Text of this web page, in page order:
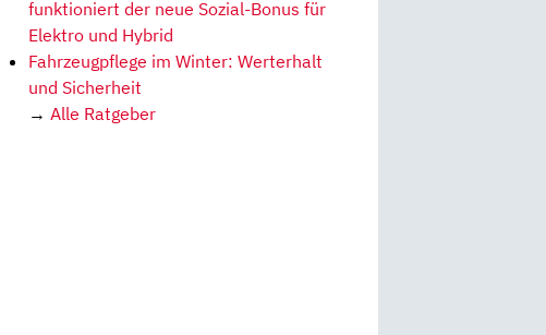
funktioniert der neue Sozial-Bonus für
Elektro und Hybrid
Fahrzeugpflege im Winter: Werterhalt
und Sicherheit
→ Alle Ratgeber